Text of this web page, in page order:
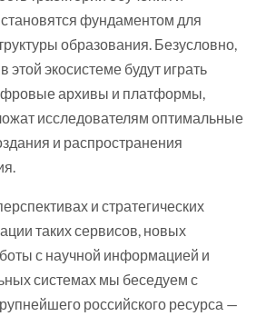
фундаментом для
образования. Безусловно,
этой экосистеме будут играть
архивы и платформы,
исследователям оптимальные
и распространения
и стратегических
таких сервисов, новых
с научной информацией и
системах мы беседуем с
российского ресурса —